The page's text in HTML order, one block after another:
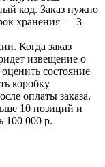
код. Заказ нужно
хранения — 3
Когда заказ
извещение о
состояние
коробку
оплаты заказа.
10 позиций и
100 000 р.